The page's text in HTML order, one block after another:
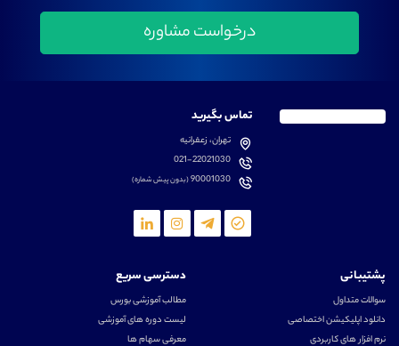
تماس بگیرید
تهران، زعفرانیه
021-22021030
90001030(بدون پیش شماره)
پشتیبانی
سوالات متداول
دانلود اپلیکیشن اختصاصی
نرم افزار های کاربردی
دسترسی سریع
مطالب آموزشی بورس
لیست دوره های آموزشی
معرفی سهام ها